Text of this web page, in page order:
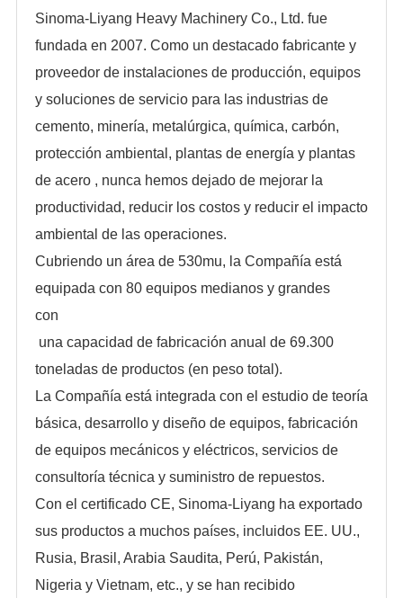
Sinoma-Liyang Heavy Machinery Co., Ltd. fue
fundada en 2007. Como un destacado fabricante y
proveedor de instalaciones de producción, equipos
y soluciones de servicio para las industrias de
cemento, minería, metalúrgica, química, carbón,
protección ambiental, plantas de energía y plantas
de acero , nunca hemos dejado de mejorar la
productividad, reducir los costos y reducir el impacto
ambiental de las operaciones.
Cubriendo un área de 530mu, la Compañía está
equipada con 80 equipos medianos y grandes
con
una capacidad de fabricación anual de 69.300
toneladas de productos (en peso total).
La Compañía está integrada con el estudio de teoría
básica, desarrollo y diseño de equipos, fabricación
de equipos mecánicos y eléctricos, servicios de
consultoría técnica y suministro de repuestos.
Con el certificado CE, Sinoma-Liyang ha exportado
sus productos a muchos países, incluidos EE. UU.,
Rusia, Brasil, Arabia Saudita, Perú, Pakistán,
Nigeria y Vietnam, etc., y se han recibido